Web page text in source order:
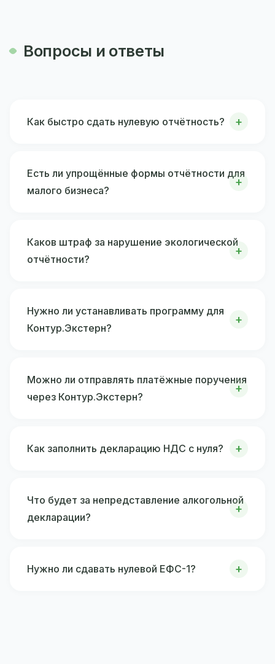
Вопросы и ответы
Как быстро сдать нулевую отчётность?
Есть ли упрощённые формы отчётности для
малого бизнеса?
Каков штраф за нарушение экологической
отчётности?
Нужно ли устанавливать программу для
Контур.Экстерн?
Можно ли отправлять платёжные поручения
через Контур.Экстерн?
Как заполнить декларацию НДС с нуля?
Что будет за непредставление алкогольной
декларации?
Нужно ли сдавать нулевой ЕФС-1?